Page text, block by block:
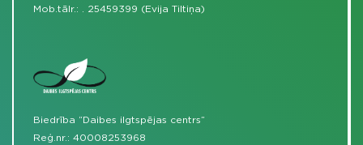
Mob.tālr.:
25459399 (Evija Tiltiņa)
Biedrība “Daibes ilgtspējas centrs”
Reģ.nr.: 40008253968